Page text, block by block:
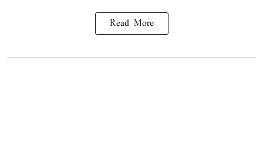
Read More